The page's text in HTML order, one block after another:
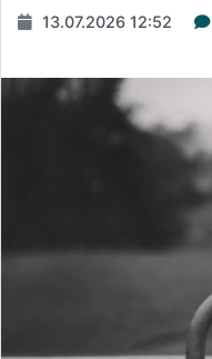
13.07.2026 12:52